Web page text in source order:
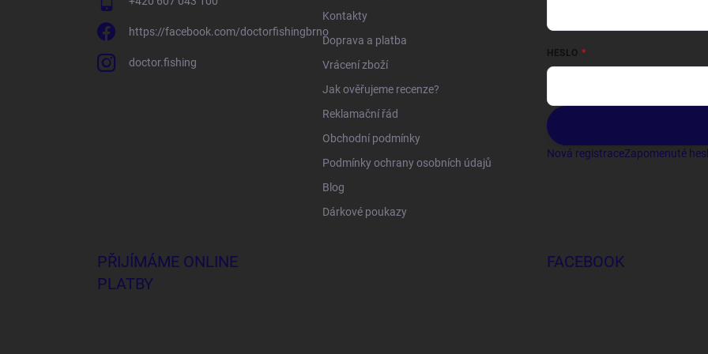
https://facebook.com/doctorfishingbrno
doctor.fishing
Kontakty
Doprava a platba
Vrácení zboží
Jak ověřujeme recenze?
Reklamační řád
Obchodní podmínky
Podmínky ochrany osobních údajů
Blog
Dárkové poukazy
HESLO
Nová registraceZapomenuté
PŘIJÍMÁME ONLINE
PLATBY
FACEBOOK